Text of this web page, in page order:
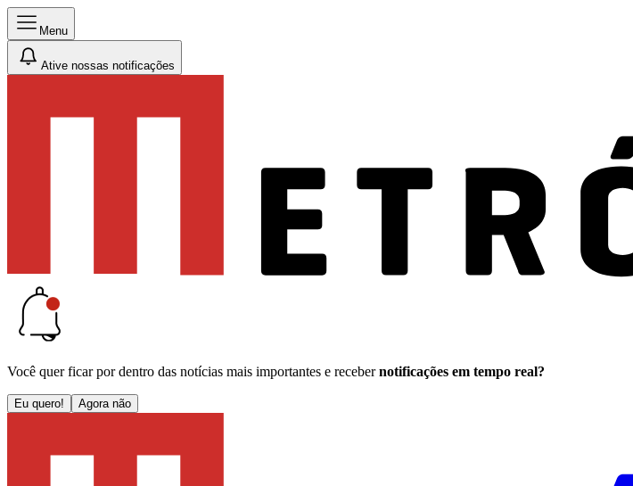
Menu
Ative nossas notificações
Você quer ficar por dentro das notícias mais importantes e receber notificações em tempo real?
Eu quero! Agora não